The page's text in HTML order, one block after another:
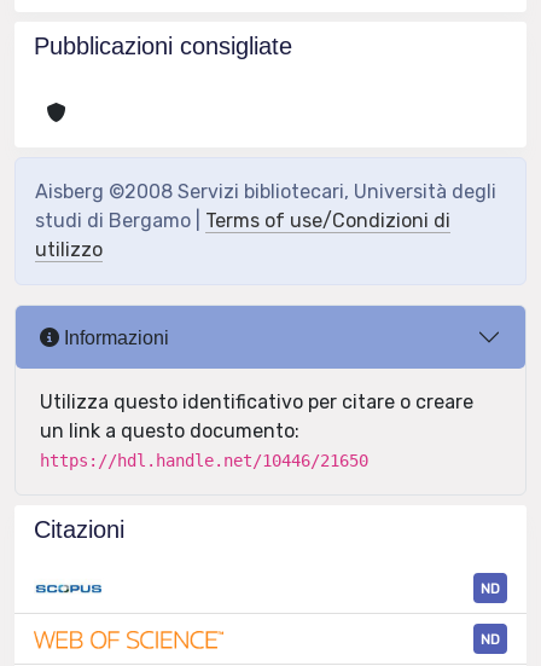
Pubblicazioni consigliate
Aisberg ©2008 Servizi bibliotecari, Università degli
studi di Bergamo | Terms of use/Condizioni di
utilizzo
Informazioni
Utilizza questo identificativo per citare o creare
un link a questo documento:
https://hdl.handle.net/10446/21650
Citazioni
ND
ND